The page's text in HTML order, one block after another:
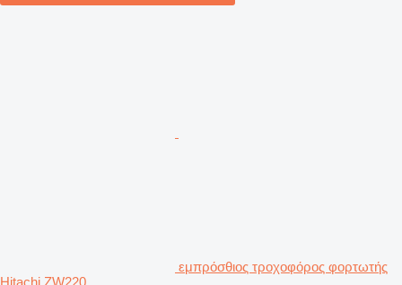
εμπρόσθιος τροχοφόρος φορτωτής
Hitachi ZW220